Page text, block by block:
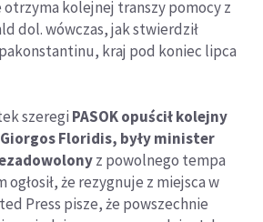
otrzyma kolejnej transzy pomocy z
dol. wówczas, jak stwierdził
kraj pod koniec lipca
szeregi PASOK opuścił kolejny
Floridis, były minister
z powolnego tempa
że rezygnuje z miejsca w
Press pisze, że powszechnie